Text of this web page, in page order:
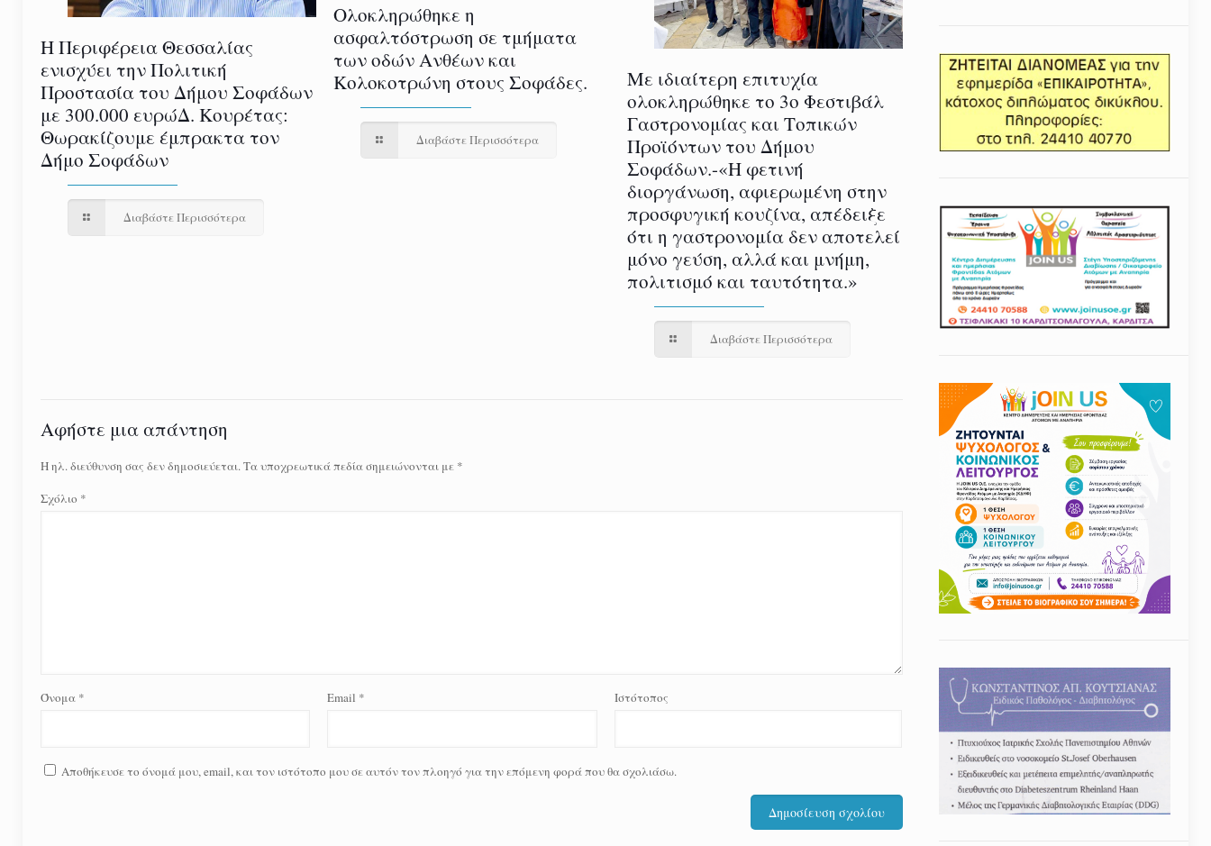
Η Περιφέρεια Θεσσαλίας
ενισχύει την Πολιτική
Προστασία του Δήμου Σοφάδων
με 300.000 ευρώΔ. Κουρέτας:
Θωρακίζουμε έμπρακτα τον
Δήμο Σοφάδων
Διαβάστε Περισσότερα
Ολοκληρώθηκε η
ασφαλτόστρωση σε τμήματα
των οδών Ανθέων και
Κολοκοτρώνη στους Σοφάδες.
Διαβάστε Περισσότερα
Με ιδιαίτερη επιτυχία
ολοκληρώθηκε το 3ο Φεστιβάλ
Γαστρονομίας και Τοπικών
Προϊόντων του Δήμου
Σοφάδων.-«Η φετινή
διοργάνωση, αφιερωμένη στην
προσφυγική κουζίνα, απέδειξε
ότι η γαστρονομία δεν αποτελεί
μόνο γεύση, αλλά και μνήμη,
πολιτισμό και ταυτότητα.»
Διαβάστε Περισσότερα
Αφήστε μια απάντηση
Η ηλ. διεύθυνση σας δεν δημοσιεύεται.Τα υποχρεωτικά πεδία σημειώνονται με *
Σχόλιο *
Όνομα * Email * Ιστότοπος
Αποθήκευσε το όνομά μου, email, και τον ιστότοπο μου σε αυτόν τον πλοηγό για την επόμενη φορά που θα σχολιάσω.